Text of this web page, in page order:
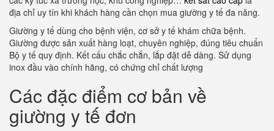
địa chỉ uy tín khi khách hàng cần chọn mua giường y tế đa năng.
Giường y tế dùng cho bệnh viện, cơ sở y tế khám chữa bệnh.
Giường được sản xuất hàng loạt, chuyên nghiệp, đúng tiêu chuẩn
Bộ y tế quy định. Kết cấu chắc chắn, lắp đặt dễ dàng. Sử dụng
inox đầu vào chính hãng, có chứng chỉ chất lượng
Các đặc điểm cơ bản về
giường y tế đơn